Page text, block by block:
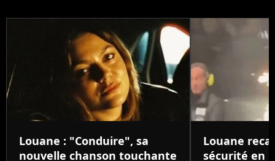
Louane : "Conduire", sa
nouvelle chanson touchante
Louane
sécurité en